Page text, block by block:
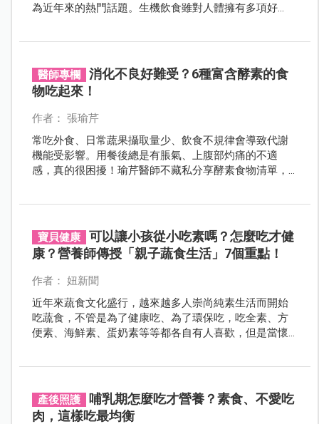
為近年來的熱門話題。生機飲食雖對人體擁有多項好
醫師專欄
消化不良好難受？6種富含酵素的食
物吃起來！
作者： 張瑜芹
常吃外食、日常蔬果攝取量少、飲食不規律會導致代謝
機能受影響。用餐後總是有脹氣、上腹部灼痛的不適
感，真的很困擾！瑜芹醫師不藏私分享酵素食物清單，
寶貝健康
可以讓小孩從小吃素嗎？怎麼吃才健
康？營養師傳授「親子蔬食生活」7個重點！
作者： 妞新聞
近年來蔬食文化盛行，越來越多人崇尚純素生活而開始
吃蔬食，不管是為了健康吃、為了環保吃，吃全素、方
便素、海鮮素、蛋奶素等等都各自有人喜歡，但是當懷
是注意均衡營養為主！編輯這次特別專訪劉馥萱營養
師，提醒大家帶孩子吃素的7個重點。
產後照護
哺乳期怎麼吃才營養？素食、不愛吃
肉，這樣吃最均衡